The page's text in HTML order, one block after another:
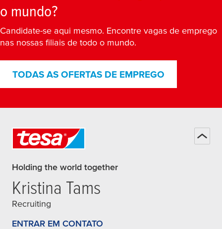
o mundo?
Candidate-se aqui mesmo. Encontre vagas de emprego
nas nossas filiais de todo o mundo.
TODAS AS OFERTAS DE EMPREGO
Holding the world together
Kristina Tams
Recruiting
ENTRAR EM CONTATO